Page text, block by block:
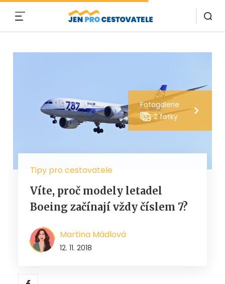
Fotogalerie
2 fotky
Tipy pro cestovatele
Víte, proč modely letadel
Boeing začínají vždy číslem 7?
Martina Mádlová
12. 11. 2018